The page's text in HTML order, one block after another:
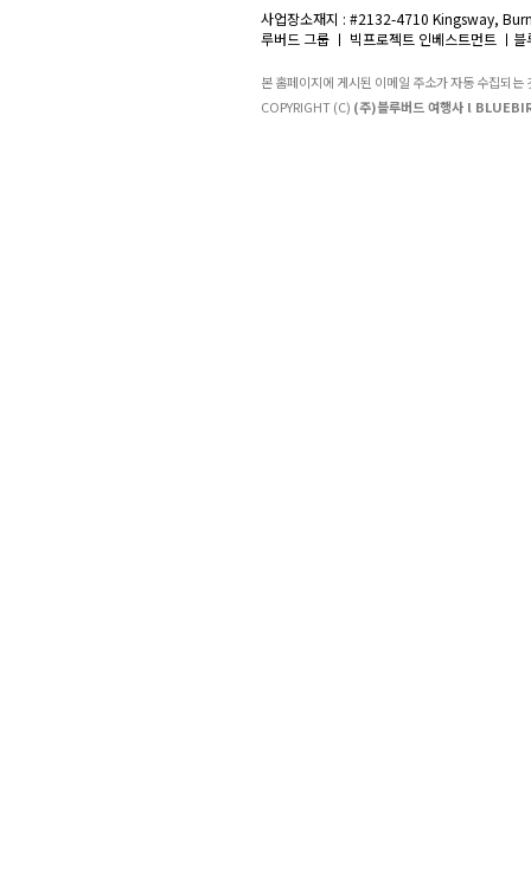
사업장소재지 : #2132-4710 Kingsway,
루버드 그룹 ㅣ 빅프로젝트 인베스트먼트 ㅣ블
본 홈페이지에 게시된 이메일 주소가 자동 수집되
COPYRIGHT (C) (주)블루버드 여행사 l